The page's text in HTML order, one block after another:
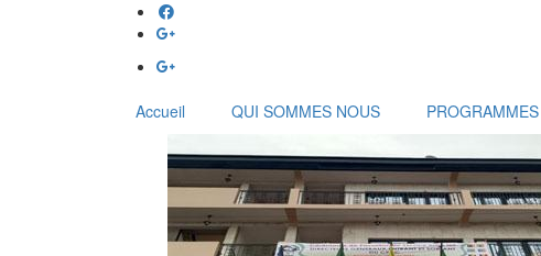
Accueil
QUI SOMMES NOUS PROGRAMMES